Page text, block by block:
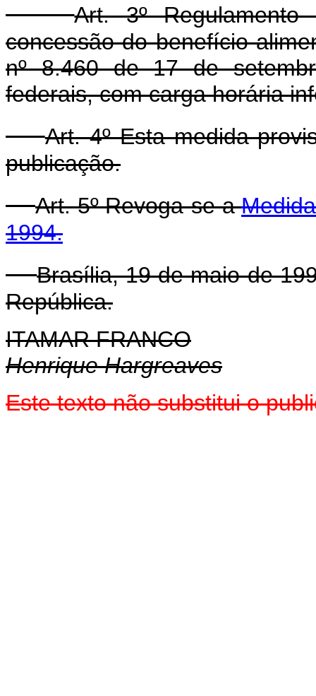
Art. 3º
concessão do benefício-
nº 8.460 de 17 de
federais, com carga horária
Art. 4º Esta medida
publicação.
Art. 5º Revoga-se a
1994.
Brasília, 19 de maio de
República.
ITAMAR FRANCO
Henrique Hargreaves
Este texto não substitui o